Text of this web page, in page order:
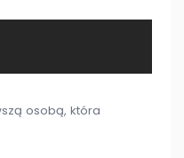
osobą, która